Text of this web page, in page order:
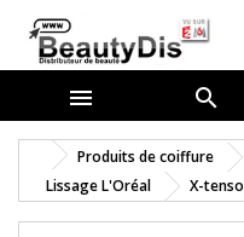
 
Produits de coiffure
Lissage L'Oréal
X-tenso